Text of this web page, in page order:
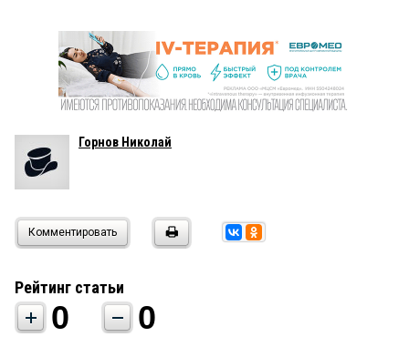
Горнов Николай
Комментировать
Рейтинг статьи
0 0